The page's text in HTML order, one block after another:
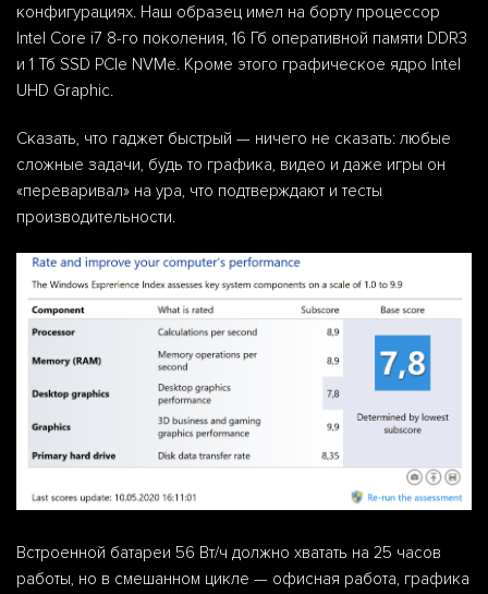
конфигурациях. Наш образец имел на борту процессор
Intel Core i7 8-го поколения, 16 Гб оперативной памяти DDR3
и 1 Тб SSD PCle NVMe. Кроме этого графическое ядро Intel
UHD Graphic.
Сказать, что гаджет быстрый — ничего не сказать: любые
сложные задачи, будь то графика, видео и даже игры он
«переваривал» на ура, что подтверждают и тесты
производительности.
Встроенной батареи 56 Вт/ч должно хватать на 25 часов
работы, но в смешанном цикле — офисная работа, графика